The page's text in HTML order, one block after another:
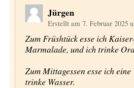
Jürgen
Erstellt am 7. Februar 2025
Zum Früshtück esse ich
Marmalade, und ich trinke
Zum Mittagessen esse ich
trinke Wasser.